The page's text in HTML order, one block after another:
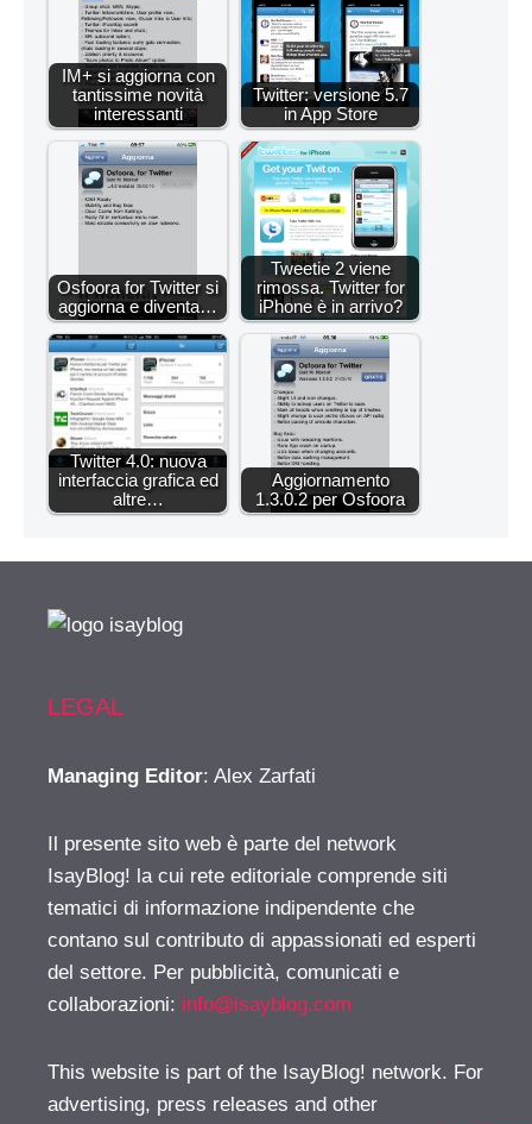
IM+ si aggiorna con
tantissime novità
interessanti
Twitter: versione 5.7
in App Store
Osfoora for Twitter si
aggiorna e diventa…
Tweetie 2 viene
rimossa. Twitter for
iPhone è in arrivo?
Twitter 4.0: nuova
interfaccia grafica ed
altre…
Aggiornamento
1.3.0.2 per Osfoora
LEGAL
Managing Editor: Alex Zarfati
Il presente sito web è parte del network
IsayBlog! la cui rete editoriale comprende siti
tematici di informazione indipendente che
contano sul contributo di appassionati ed esperti
del settore. Per pubblicità, comunicati e
collaborazioni: info@isayblog.com
This website is part of the IsayBlog! network. For
advertising, press releases and other